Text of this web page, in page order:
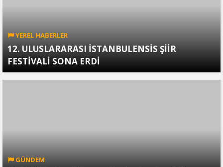
YEREL HABERLER
12. ULUSLARARASI İSTANBULENSİS ŞİİR
FESTİVALİ SONA ERDİ
GÜNDEM